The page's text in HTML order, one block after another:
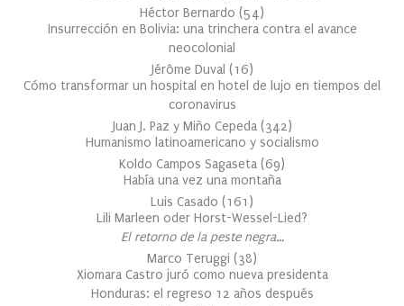
Héctor Bernardo (54)
Insurrección en Bolivia: una trinchera contra el avance
neocolonial
Jérôme Duval (16)
Cómo transformar un hospital en hotel de lujo en tiempos del
coronavirus
Juan J. Paz y Miño Cepeda (342)
Humanismo latinoamericano y socialismo
Koldo Campos Sagaseta (69)
Había una vez una montaña
Luis Casado (161 )
Lili Marleen oder Horst-Wessel-Lied?
El retorno de la peste negra…
Marco Teruggi (38)
Xiomara Castro juró como nueva presidenta
Honduras: el regreso 12 años después